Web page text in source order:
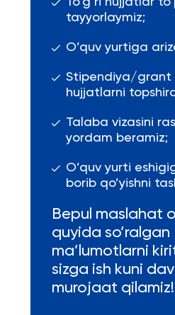
tayyorlaymiz;
O’quv yurtiga
Stipendiya/grant
hujjatlarni
Talaba vizasini
yordam beramiz;
O’quv yurti
borib qo’yishni
Bepul maslahat
quyida so’ralgan
ma’lumotlarni
sizga ish kuni
murojaat qilamiz!